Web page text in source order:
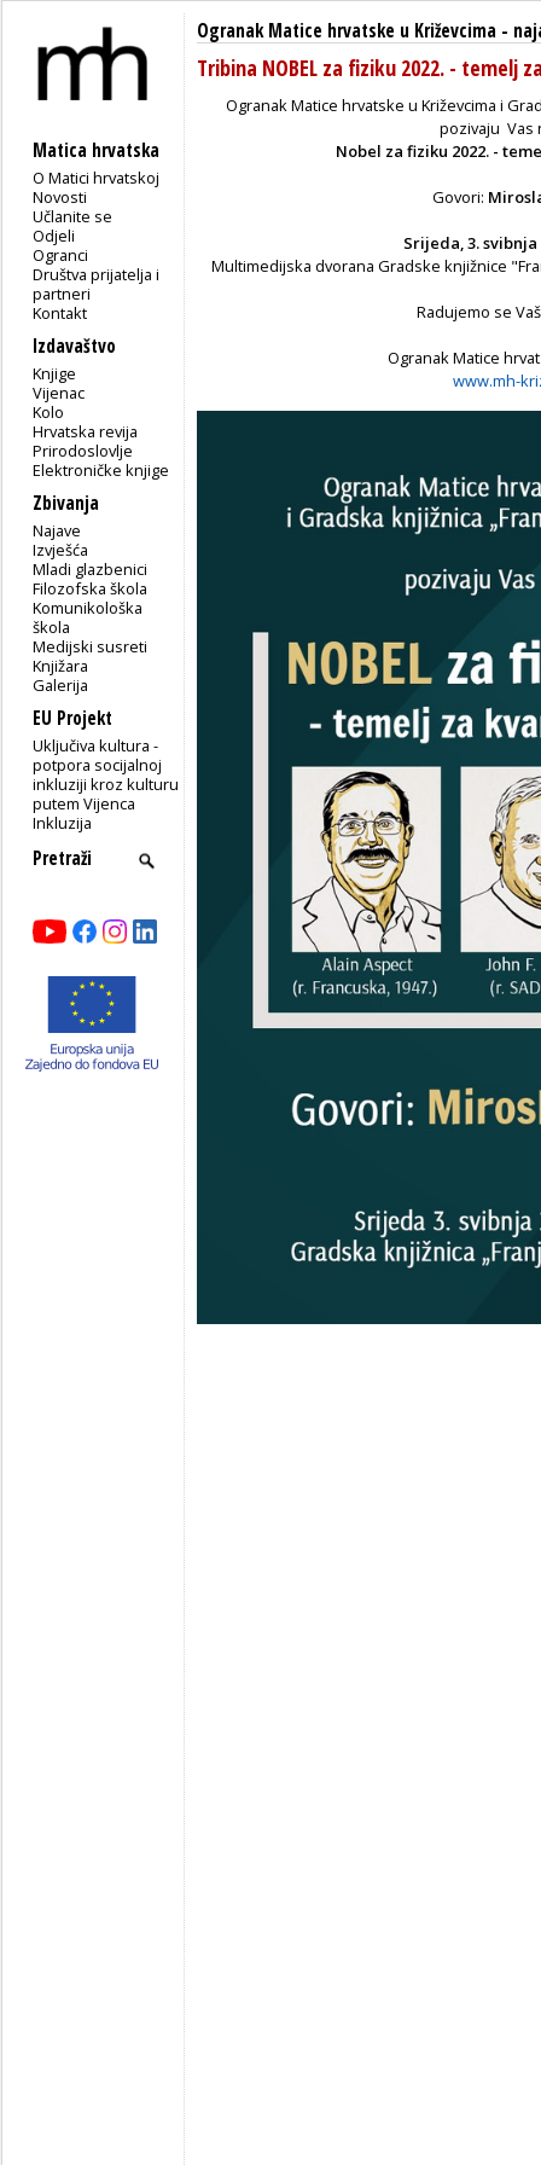
Matica hrvatska
O Matici hrvatskoj
Novosti
Učlanite se
Odjeli
Ogranci
Društva prijatelja i
partneri
Kontakt
Izdavaštvo
Knjige
Vijenac
Kolo
Hrvatska revija
Prirodoslovlje
Elektroničke knjige
Zbivanja
Najave
Izvješća
Mladi glazbenici
Filozofska škola
Komunikološka
škola
Medijski susreti
Knjižara
Galerija
EU Projekt
Uključiva kultura -
potpora socijalnoj
inkluziji kroz kulturu
putem Vijenca
Inkluzija
Ogranak Matice hrvatske u Križevcima -
Tribina NOBEL za fiziku 2022. - temelj
Ogranak Matice hrvatske u Križevcima i
pozivaju Vas
Nobel za fiziku 2022. -
Govori:
Srijeda, 3. svibnja
Multimedijska dvorana Gradske knjižnice
Radujemo se
Ogranak Matice
www.mh-